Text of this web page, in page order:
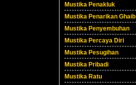
Mustika Penakluk
Mustika Penarikan Ghaib
Mustika Penyembuhan
Mustika Percaya Diri
Mustika Pesugihan
Mustika Pribadi
Mustika Ratu